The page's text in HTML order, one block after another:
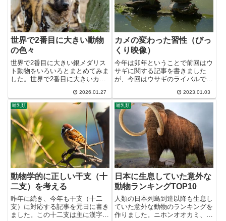
世界で2番目に大きい動物
の色々
世界で2番目に大きい銀メダリス
ト動物をいろいろとまとめてみま
した。世界で2番目に大きいカン
105cm～150cm（オス）、約
117cm（メス）【体重】50～
66kg（オス）、17～40kg（メ
ス）【学名】Macr...
2026.01.27
カメの変わった習性（びっ
くり映像）
今年は卯年ということで前回はウ
サギに関する記事を書きました
が、今回はウサギのライバルであ
います。まず、爬虫類は大別して
4つあるいは5つのグループに分
けられます。1つ目はムカシトカ
ゲで、唯一生き残った古いタイプ
の...
2023.01.03
哺乳類
動物学的に正しい干支（十
二支）を考える
昨年に続き、今年も干支（十二
支）に対応する記事を元日に書き
ました。この十二支は主に漢字文
哺乳類
日本に生息していた意外な
動物ランキングTOP10
人類の日本列島到達以降も生息し
ていた意外な動物のランキングを
作りました。ニホンオオカミ、ニ